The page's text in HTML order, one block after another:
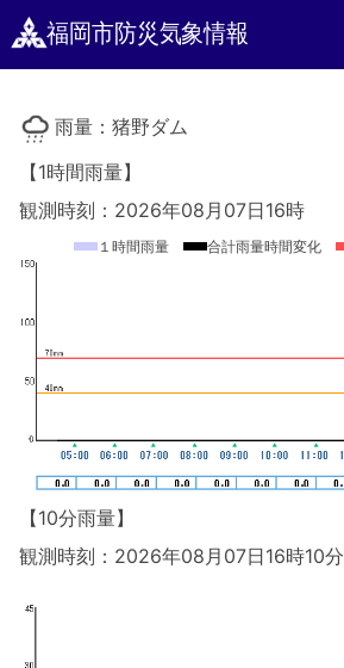
福岡市防災気象情報
雨量：猪野ダム
【1時間雨量】
観測時刻：2026年08月07日16時
１時間雨量 合計雨量時間変化
【10分雨量】
観測時刻：2026年08月07日16時10分